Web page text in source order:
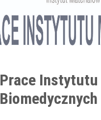
Prace
Biomedycznych